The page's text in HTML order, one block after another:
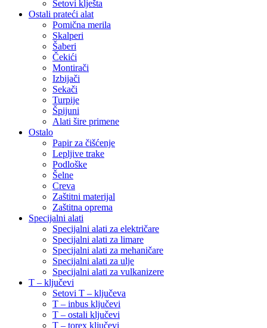
Setovi klješta
Ostali prateći alat
Pomična merila
Skalperi
Šaberi
Čekići
Montirači
Izbijači
Sekači
Turpije
Špijuni
Alati šire primene
Ostalo
Papir za čišćenje
Lepljive trake
Podloške
Šelne
Creva
Zaštitni materijal
Zaštitna oprema
Specijalni alati
Specijalni alati za električare
Specijalni alati za limare
Specijalni alati za mehaničare
Specijalni alati za ulje
Specijalni alati za vulkanizere
T – ključevi
Setovi T – ključeva
T – inbus ključevi
T – ostali ključevi
T – torex ključevi